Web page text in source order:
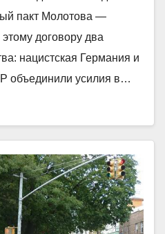
пакт Молотова —
договору два
нацистская Германия и
объединили усилия в…